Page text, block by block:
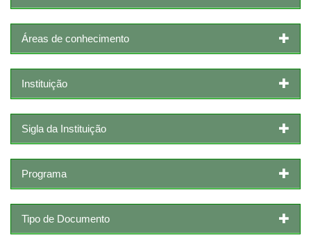
Áreas de conhecimento
Instituição
Sigla da Instituição
Programa
Tipo de Documento